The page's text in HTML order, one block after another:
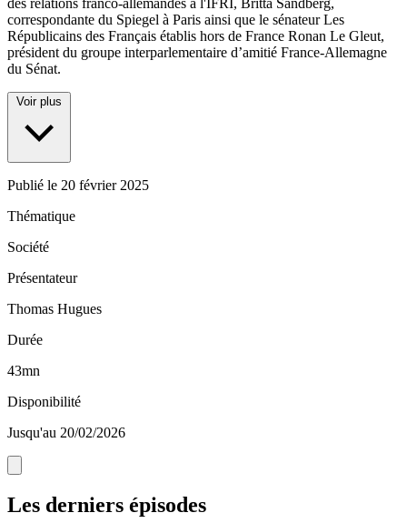
des relations franco-allemandes à l'IFRI, Britta Sandberg,
correspondante du Spiegel à Paris ainsi que le sénateur Les
Républicains des Français établis hors de France Ronan Le Gleut,
président du groupe interparlementaire d’amitié France-Allemagne
du Sénat.
Voir plus
Publié le 20 février 2025
Thématique
Société
Présentateur
Thomas Hugues
Durée
43mn
Disponibilité
Jusqu'au 20/02/2026
Les derniers épisodes